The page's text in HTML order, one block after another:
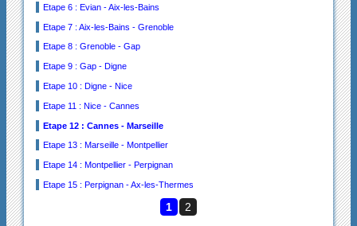
Etape 6 : Evian - Aix-les-Bains
Etape 7 : Aix-les-Bains - Grenoble
Etape 8 : Grenoble - Gap
Etape 9 : Gap - Digne
Etape 10 : Digne - Nice
Etape 11 : Nice - Cannes
Etape 12 : Cannes - Marseille
Etape 13 : Marseille - Montpellier
Etape 14 : Montpellier - Perpignan
Etape 15 : Perpignan - Ax-les-Thermes
1 2